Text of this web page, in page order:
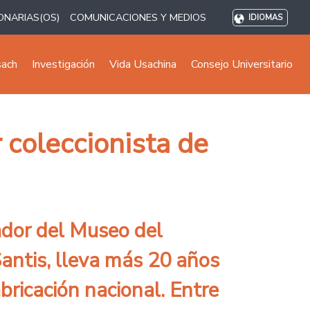
COMUNICACIONES Y MEDIOS IDIOMAS
Investigación Vida Usachina Consejo Universitario
de
del Museo del
lleva más 20 años
nacional. Entre